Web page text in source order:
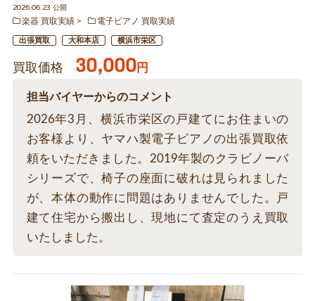
2026.06.23 公開
楽器 買取実績
電子ピアノ 買取実績
出張買取 大和本店 横浜市栄区
買取価格 30,000円
担当バイヤーからのコメント
2026年3月、横浜市栄区の戸建てにお住まいの
お客様より、ヤマハ製電子ピアノの出張買取依
頼をいただきました。2019年製のクラビノーバ
シリーズで、椅子の座面に破れは見られました
が、本体の動作に問題はありませんでした。戸
建て住宅から搬出し、現地にて査定のうえ買取
いたしました。